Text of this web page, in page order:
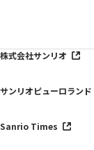
株式会社サンリオ
サンリオピューロランド
Sanrio Times